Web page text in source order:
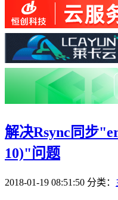
解决Rsync同步
10)"问题
2018-01-19 08:51:50 分类：